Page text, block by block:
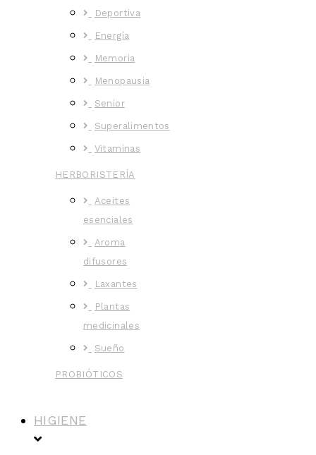
Deportiva
Energía
Memoria
Menopausia
Senior
Superalimentos
Vitaminas
HERBORISTERÍA
Aceites
esenciales
Aroma
difusores
Laxantes
Plantas
medicinales
Sueño
PROBIÓTICOS
HIGIENE